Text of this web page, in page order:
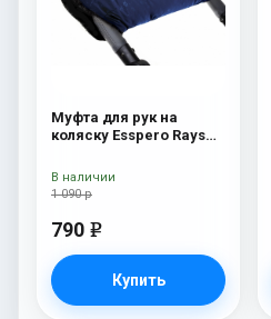
Муфта для рук на
коляску Esspero Rays
1 090 р
790 e
Купить
В наличии